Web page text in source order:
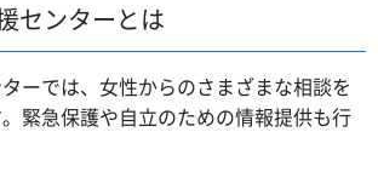
センターとは
ーでは、女性からのさまざまな相談を
緊急保護や自立のための情報提供も行